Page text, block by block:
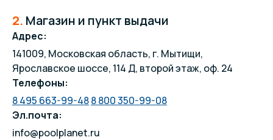
2. Магазин и пункт выдачи
Адрес:
141009, Московская область, г. Мытищи,
Ярославское шоссе, 114 Д, второй этаж, оф. 24
Телефоны:
8 495 663-99-488 800 350-99-08
Эл.почта:
info@poolplanet.ru